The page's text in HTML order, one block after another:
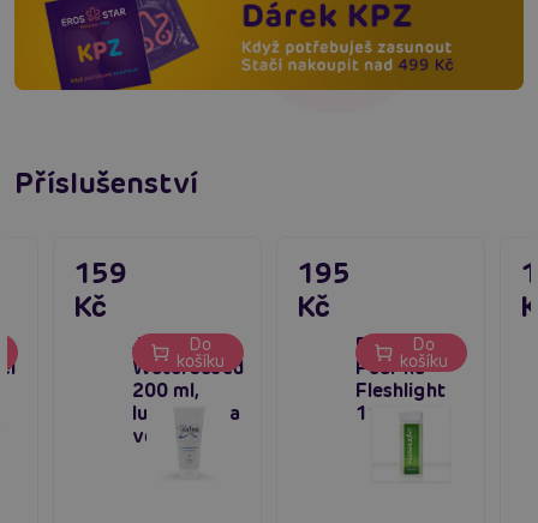
Příslušenství
Just Glide
Waterbased
200 ml,
lubrikant na
vodní bázi
159
Kč
Do
košíku
Fleshlight
Pudr na
Fleshlight
118 ml
195
Kč
Do
košíku